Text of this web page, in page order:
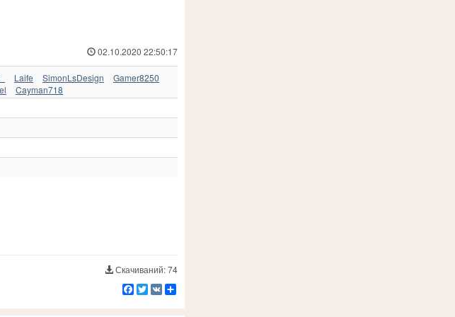
02.10.2020 22:50:17
Laife SimonLsDesign
Gamer8250
Cayman718
Скачиваний: 74
Facebook
Twitter
VK